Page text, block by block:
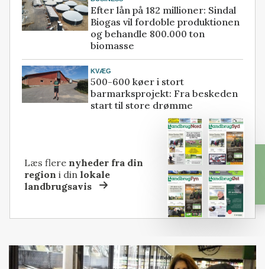
Efter lån på 182 millioner: Sindal
Biogas vil fordoble produktionen
og behandle 800.000 ton
biomasse
KVÆG
500-600 køer i stort
barmarksprojekt: Fra beskeden
start til store drømme
Læs flere nyheder fra din
region i dinlokale
landbrugsavis